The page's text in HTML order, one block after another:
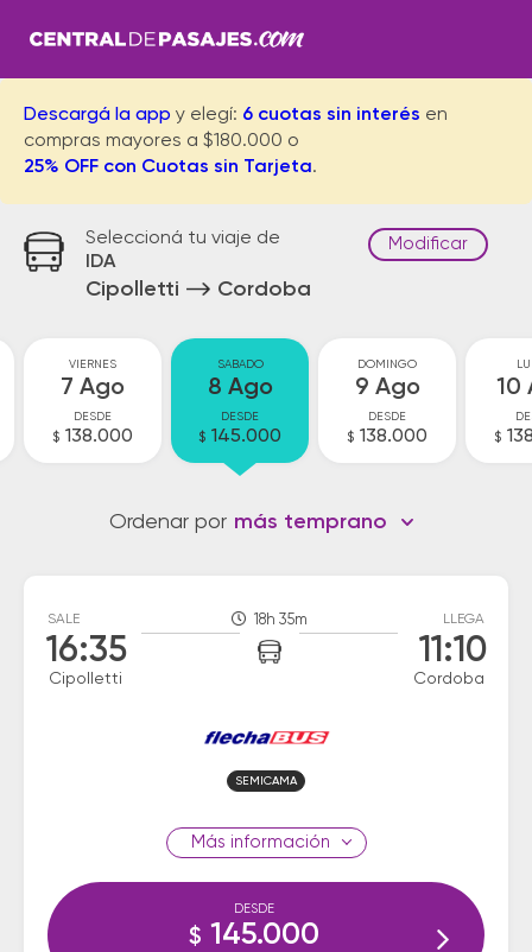
Descargá la app y elegí: 6 cuotas sin interés en
compras mayores a $180.000 o
25% OFF con Cuotas sin Tarjeta.
Seleccioná tu viaje de
IDA
Cipolletti Cordoba
Modificar
VIERNES
7 Ago
DESDE
$ 138.000
SABADO
8 Ago
DESDE
$ 145.000
DOMINGO
9 Ago
DESDE
$ 138.000
10
$
Ordenar por más temprano
SALE
16:35
Cipolletti
18h 35m LLEGA
11:10
Cordoba
SEMICAMA
información
DESDE
$ 145.000